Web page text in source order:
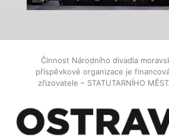
Činnost Národního divadla
příspěvkové organizace je
zřizovatele – STATUTARNÍHO